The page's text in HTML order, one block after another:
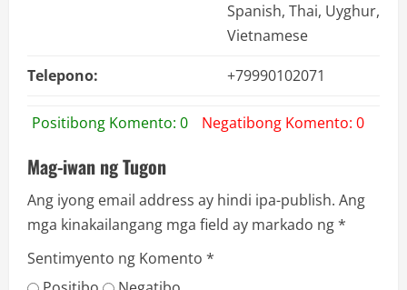
Spanish, Thai, Uyghur,
Vietnamese
Telepono:
+79990102071
Positibong Komento: 0 Negatibong Komento: 0
Mag-iwan ng Tugon
Ang iyong email address ay hindi ipa-publish. Ang
mga kinakailangang mga field ay markado ng*
Sentimyento ng Komento *